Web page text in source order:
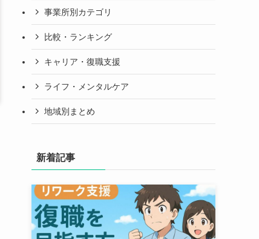
事業所別カテゴリ
比較・ランキング
キャリア・復職支援
ライフ・メンタルケア
地域別まとめ
新着記事